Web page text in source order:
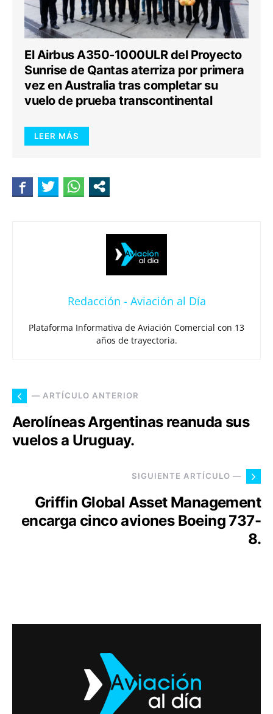
El Airbus A350-1000ULR del Proyecto
Sunrise de Qantas aterriza por primera
vez en Australia tras completar su
vuelo de prueba transcontinental
LEER MÁS
Redacción - Aviación al Día
Plataforma Informativa de Aviación Comercial con 13
años de trayectoria.
— ARTÍCULO ANTERIOR
Aerolíneas Argentinas reanuda sus
vuelos a Uruguay.
SIGUIENTE ARTÍCULO —
Griffin Global Asset Management
encarga cinco aviones Boeing 737-
8.